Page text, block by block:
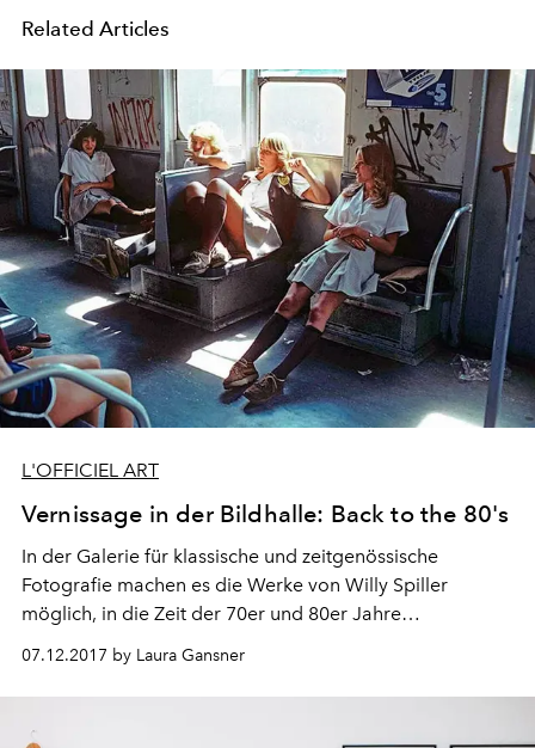
Related Articles
L'OFFICIEL ART
Vernissage in der Bildhalle: Back to the 80's
In der Galerie für klassische und zeitgenössische
Fotografie machen es die Werke von Willy Spiller
möglich, in die Zeit der 70er und 80er Jahre
einzutauchen.
07.12.2017 by Laura Gansner